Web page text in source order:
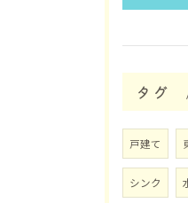
タグ
戸建て
シンク